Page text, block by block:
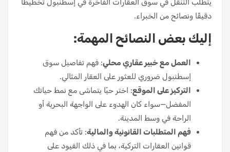
يتطلب التنقل في سوق العقارات الفاخرة في إسطنبول تخطيطًا
دقيقًا ونصائح من الخبراء.
إليك بعض النصائح المهمة:
العمل مع خبير عقاري محلي: فهم تفاصيل سوق
إسطنبول ضروري للعثور على العقار المثالي.
التركيز على الموقع: اختر حيًا يتماشى مع نمط حياتك
المفضل—سواء كان الهدوء على الواجهة البحرية أو
الراحة في وسط المدينة.
فهم المتطلبات القانونية والمالية: تأكد من فهم
قوانين العقارات التركية، بما في ذلك القيود على